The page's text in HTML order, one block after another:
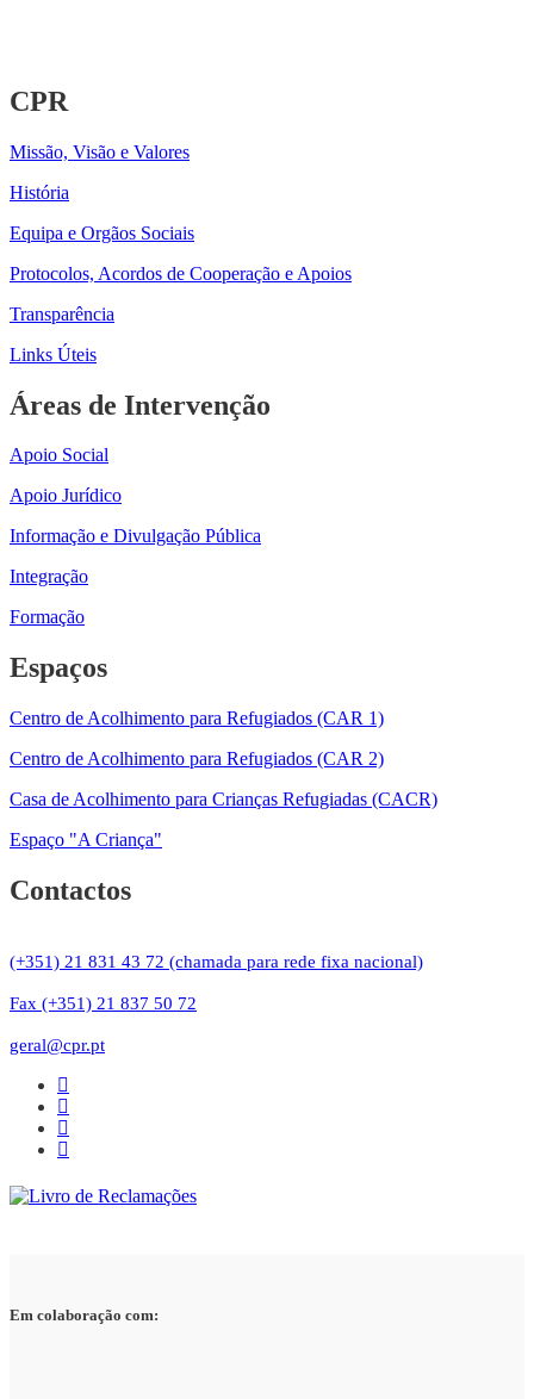
CPR
Missão, Visão e Valores
História
Equipa e Orgãos Sociais
Protocolos, Acordos de Cooperação e Apoios
Transparência
Links Úteis
Áreas de Intervenção
Apoio Social
Apoio Jurídico
Informação e Divulgação Pública
Integração
Formação
Espaços
Centro de Acolhimento para Refugiados (CAR 1)
Centro de Acolhimento para Refugiados (CAR 2)
Casa de Acolhimento para Crianças Refugiadas (CACR)
Espaço "A Criança"
Contactos
(+351) 21 831 43 72 (chamada para rede fixa nacional)
Fax (+351) 21 837 50 72
geral@cpr.pt
Em colaboração com: